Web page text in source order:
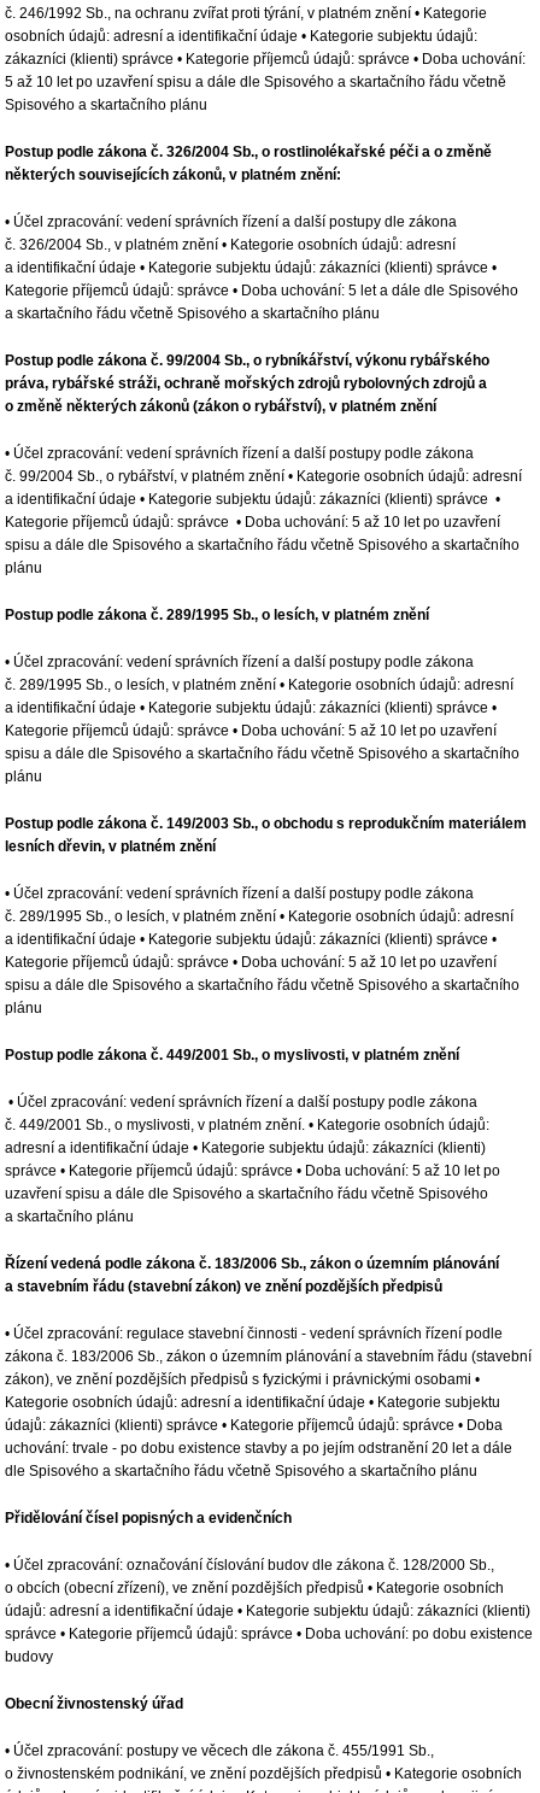
č. 246/1992 Sb., na ochranu zvířat proti týrání, v platném znění • Kategorie
osobních údajů: adresní a identifikační údaje • Kategorie subjektu údajů:
zákazníci (klienti) správce • Kategorie příjemců údajů: správce • Doba uchování:
5 až 10 let po uzavření spisu a dále dle Spisového a skartačního řádu včetně
Spisového a skartačního plánu
Postup podle zákona č. 326/2004 Sb., o rostlinolékařské péči a o změně
některých souvisejících zákonů, v platném znění:
• Účel zpracování: vedení správních řízení a další postupy dle zákona
č. 326/2004 Sb., v platném znění • Kategorie osobních údajů: adresní
a identifikační údaje • Kategorie subjektu údajů: zákazníci (klienti) správce •
Kategorie příjemců údajů: správce • Doba uchování: 5 let a dále dle Spisového
a skartačního řádu včetně Spisového a skartačního plánu
Postup podle zákona č. 99/2004 Sb., o rybníkářství, výkonu rybářského
práva, rybářské stráži, ochraně mořských zdrojů rybolovných zdrojů a
o změně některých zákonů (zákon o rybářství), v platném znění
• Účel zpracování: vedení správních řízení a další postupy podle zákona
č. 99/2004 Sb., o rybářství, v platném znění • Kategorie osobních údajů: adresní
a identifikační údaje • Kategorie subjektu údajů: zákazníci (klienti) správce •
Kategorie příjemců údajů: správce • Doba uchování: 5 až 10 let po uzavření
spisu a dále dle Spisového a skartačního řádu včetně Spisového a skartačního
plánu
Postup podle zákona č. 289/1995 Sb., o lesích, v platném znění
• Účel zpracování: vedení správních řízení a další postupy podle zákona
č. 289/1995 Sb., o lesích, v platném znění • Kategorie osobních údajů: adresní
a identifikační údaje • Kategorie subjektu údajů: zákazníci (klienti) správce •
Kategorie příjemců údajů: správce • Doba uchování: 5 až 10 let po uzavření
spisu a dále dle Spisového a skartačního řádu včetně Spisového a skartačního
plánu
Postup podle zákona č. 149/2003 Sb., o obchodu s reprodukčním materiálem
lesních dřevin, v platném znění
• Účel zpracování: vedení správních řízení a další postupy podle zákona
č. 289/1995 Sb., o lesích, v platném znění • Kategorie osobních údajů: adresní
a identifikační údaje • Kategorie subjektu údajů: zákazníci (klienti) správce •
Kategorie příjemců údajů: správce • Doba uchování: 5 až 10 let po uzavření
spisu a dále dle Spisového a skartačního řádu včetně Spisového a skartačního
plánu
Postup podle zákona č. 449/2001 Sb., o myslivosti, v platném znění
• Účel zpracování: vedení správních řízení a další postupy podle zákona
č. 449/2001 Sb., o myslivosti, v platném znění. • Kategorie osobních údajů:
adresní a identifikační údaje • Kategorie subjektu údajů: zákazníci (klienti)
správce • Kategorie příjemců údajů: správce • Doba uchování: 5 až 10 let po
uzavření spisu a dále dle Spisového a skartačního řádu včetně Spisového
a skartačního plánu
Řízení vedená podle zákona č. 183/2006 Sb., zákon o územním plánování
a stavebním řádu (stavební zákon) ve znění pozdějších předpisů
• Účel zpracování: regulace stavební činnosti - vedení správních řízení podle
zákona č. 183/2006 Sb., zákon o územním plánování a stavebním řádu (stavební
zákon), ve znění pozdějších předpisů s fyzickými i právnickými osobami •
Kategorie osobních údajů: adresní a identifikační údaje • Kategorie subjektu
údajů: zákazníci (klienti) správce • Kategorie příjemců údajů: správce • Doba
uchování: trvale - po dobu existence stavby a po jejím odstranění 20 let a dále
dle Spisového a skartačního řádu včetně Spisového a skartačního plánu
Přidělování čísel popisných a evidenčních
• Účel zpracování: označování číslování budov dle zákona č. 128/2000 Sb.,
o obcích (obecní zřízení), ve znění pozdějších předpisů • Kategorie osobních
údajů: adresní a identifikační údaje • Kategorie subjektu údajů: zákazníci (klienti)
správce • Kategorie příjemců údajů: správce • Doba uchování: po dobu existence
budovy
Obecní živnostenský úřad
• Účel zpracování: postupy ve věcech dle zákona č. 455/1991 Sb.,
o živnostenském podnikání, ve znění pozdějších předpisů • Kategorie osobních